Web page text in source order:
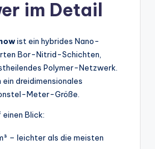
im Detail
ist ein hybrides Nano-
Bor-Nitrid-Schichten,
Polymer-Netzwerk.
dreidimensionales
Meter-Größe.
Blick:
– leichter als die meisten